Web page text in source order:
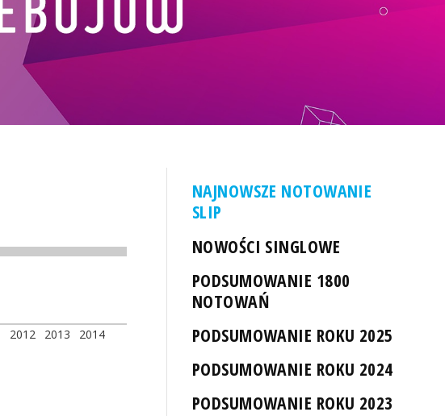
2012 2013
2014
NAJNOWSZE NOTOWANIE
SLIP
NOWOŚCI SINGLOWE
PODSUMOWANIE 1800
NOTOWAŃ
PODSUMOWANIE ROKU 2025
PODSUMOWANIE ROKU 2024
PODSUMOWANIE ROKU 2023